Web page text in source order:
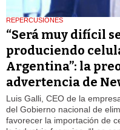
REPERCUSIONES
“Será muy difícil
produciendo
Argentina”: la
advertencia de
Luis Galli, CEO de la
del Gobierno nacional de
favorecer la importación de